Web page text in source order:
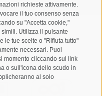
richieste attivamente.
il tuo consenso senza
su "Accetta cookie,"
Utilizza il pulsante
le tue scelte o "Rifiuta tutto"
necessari. Puoi
momento cliccando sul link
o sull'icona dello scudo in
al solo
Policy • Privacy •
with passion by